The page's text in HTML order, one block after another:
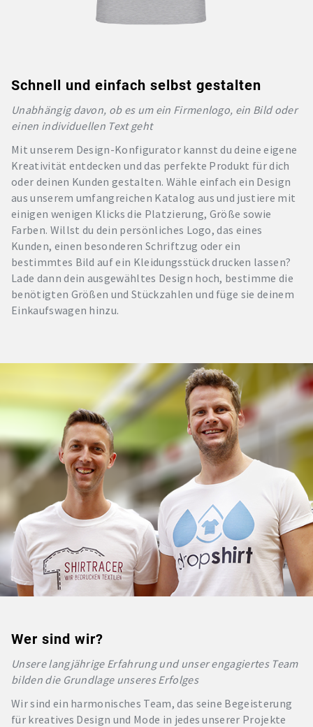
Schnell und einfach selbst gestalten
Unabhängig davon, ob es um ein Firmenlogo, ein Bild oder
einen individuellen Text geht
Mit unserem Design-Konfigurator kannst du deine eigene
Kreativität entdecken und das perfekte Produkt für dich
oder deinen Kunden gestalten. Wähle einfach ein Design
aus unserem umfangreichen Katalog aus und justiere mit
einigen wenigen Klicks die Platzierung, Größe sowie
Farben. Willst du dein persönliches Logo, das eines
Kunden, einen besonderen Schriftzug oder ein
bestimmtes Bild auf ein Kleidungsstück drucken lassen?
Lade dann dein ausgewähltes Design hoch, bestimme die
benötigten Größen und Stückzahlen und füge sie deinem
Einkaufswagen hinzu.
Wer sind wir?
Unsere langjährige Erfahrung und unser engagiertes Team
bilden die Grundlage unseres Erfolges
Wir sind ein harmonisches Team, das seine Begeisterung
für kreatives Design und Mode in jedes unserer Projekte